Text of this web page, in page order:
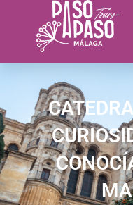
contenido